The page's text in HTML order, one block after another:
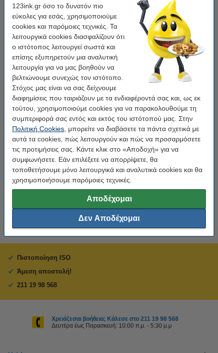
123ink.gr όσο το δυνατόν πιο
εύκολες για εσάς, χρησιμοποιούμε
cookies και παρόμοιες τεχνικές. Τα
λειτουργικά cookies διασφαλίζουν ότι
ο ιστότοπος λειτουργεί σωστά και
επίσης εξυπηρετούν μια αναλυτική
λειτουργία για να μας βοηθούν να
βελτιώνουμε συνεχώς τον ιστότοπο.
Στόχος μας είναι να σας δείχνουμε
διαφημίσεις που ταιριάζουν με τα ενδιαφέροντά σας και, ως εκ
τούτου, χρησιμοποιούμε cookies για να παρακολουθούμε τη
συμπεριφορά σας εντός και εκτός του ιστότοπού μας. Στην
Πολιτική Cookies , μπορείτε να διαβάσετε τα πάντα σχετικά με
αυτά τα cookies, πώς λειτουργούν και πώς να προσαρμόσετε
τις προτιμήσεις σας. Κάντε κλικ στο «Αποδοχή» για να
συμφωνήσετε. Εάν επιλέξετε να απορρίψετε, θα
τοποθετήσουμε μόνο λειτουργικά και αναλυτικά cookies και θα
χρησιμοποιήσουμε παρόμοιες τεχνικές.
Αποδέχομαι
Δεν Αποδέχομαι
μεμονωμένων φύλλων Α4 διπλωμένα δύο φορές. Η αυτοκόλλητη λωρίδα
στους φακέλους κάνει τη σφράγισή τους γρήγορη και εύκολη. Κάθε
συσκευασία περιέχει 500 φακέλους.
Φυσικά και αυτό το προϊόν από την 123ink συνοδεύεται από 100% εγγύηση!
Χαρακτηριστικά
Μάρκα: 123ink
Τύπος: service envelope
Χρώμα: Λευκό
Βάρος: 80 g/m²
Τεμάχια: 500 τεμάχια
Tip
Σε συμβουλεύουμε να πάρεις αυτούς τους φακέλους 123ink
Πιστοποίηση ISO
Άμεση αποστολή!
211 19 98 568
Χρειάζεσαι βοήθεια; Κάλεσε στο 211 19 98 568
Δευτέρα έως Παρασκευή: 10:00 π.μ. - 5:30 μ.μ